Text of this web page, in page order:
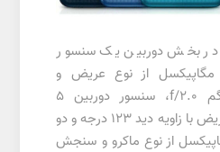
در گوشی گلکسی M12 در بخش دوربین یک سنسور
اصلی با رزولوشن 48 مگاپیکسل از نوع عریض و
گشودگی دریچه دیافراگم f/2.0، سنسور دوربین 5
مگاپیکسل از نوع فوق عریض با زاویه دید 123 درجه و دو
با رزولوشن 2 مگاپیکسل از نوع ماکرو و سنجش